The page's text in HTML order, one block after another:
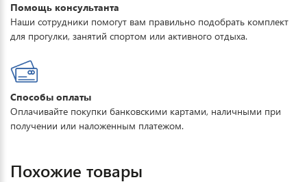
Помощь консультанта
Наши сотрудники помогут вам правильно подобрать комплект
для прогулки, занятий спортом или активного отдыха.
Способы оплаты
Оплачивайте покупки банковскими картами, наличными при
получении или наложенным платежом.
Похожие товары